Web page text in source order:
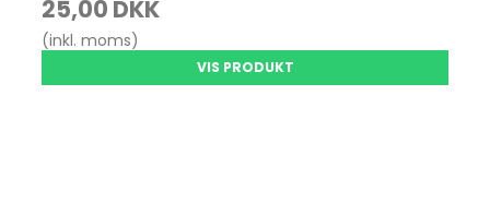
25,00 DKK
(inkl. moms)
VIS PRODUKT